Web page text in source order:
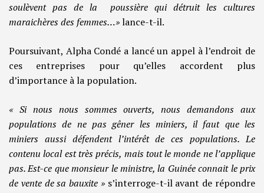
soulèvent pas de la poussière qui détruit les cultures
maraichères des femmes…»lance-t-il.
Poursuivant, Alpha Condé a lancé un appel à l’endroit de
ces entreprises pour qu’elles accordent plus
d’importance à la population.
« Si nous nous sommes ouverts, nous demandons aux
populations de ne pas gêner les miniers, il faut que les
miniers aussi défendent l’intérêt de ces populations. Le
contenu local est très précis, mais tout le monde ne l’applique
pas. Est-ce que monsieur le ministre, la Guinée connait le prix
de vente de sa bauxite » s’interroge-t-il avant de répondre